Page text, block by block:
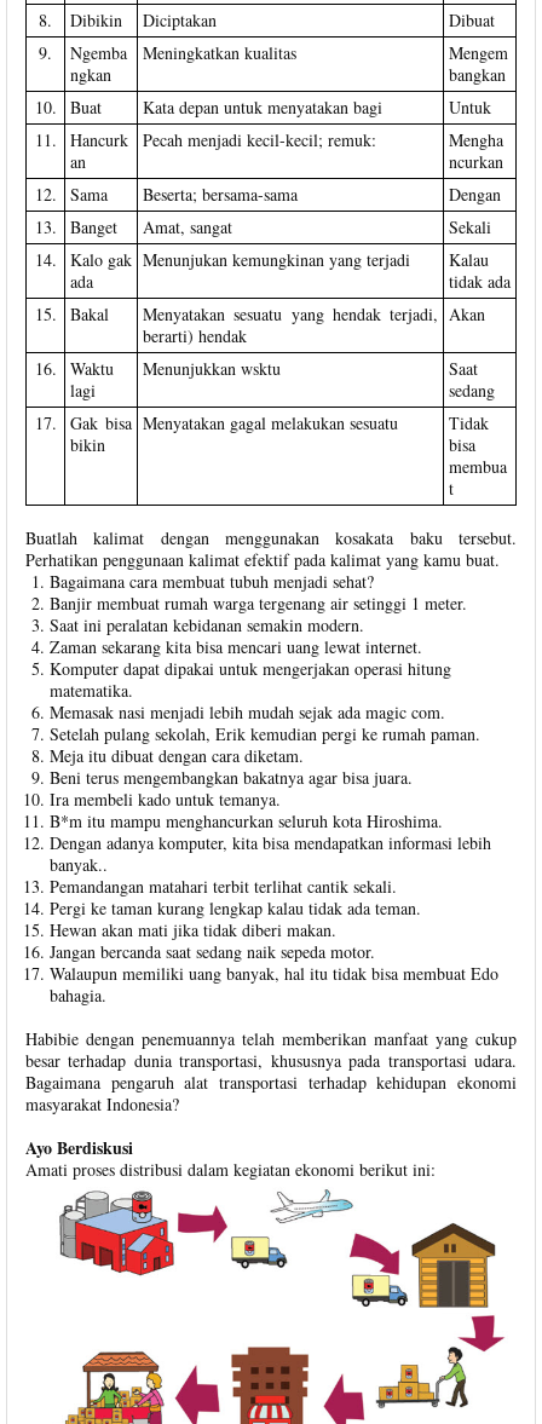
8.
Dibikin Diciptakan
Dibuat
9.
Ngemba
ngkan
Meningkatkan kualitas
Mengem
bangkan
10.
Buat Kata depan untuk menyatakan bagi
Untuk
11.
Hancurk
an
Pecah menjadi kecil-kecil; remuk:
Mengha
ncurkan
12.
Sama Beserta; bersama-sama
Dengan
13.
Banget Amat, sangat
Sekali
14.
Kalo gak
ada
Menunjukan kemungkinan yang terjadi
Kalau
tidak ada
15.
Bakal
Menyatakan sesuatu yang hendak terjadi,
berarti) hendak
Akan
16.
Waktu
lagi
Menunjukkan wsktu
Saat
sedang
17.
Gak bisa
bikin
Menyatakan gagal melakukan sesuatu
Tidak
bisa
membua
t
Buatlah kalimat dengan menggunakan kosakata baku tersebut.
Perhatikan penggunaan kalimat efektif pada kalimat yang kamu buat.
Bagaimana cara membuat tubuh menjadi sehat?
Banjir membuat rumah warga tergenang air setinggi 1 meter.
Saat ini peralatan kebidanan semakin modern.
Zaman sekarang kita bisa mencari uang lewat internet.
Komputer dapat dipakai untuk mengerjakan operasi hitung
matematika.
Memasak nasi menjadi lebih mudah sejak ada magic com.
Setelah pulang sekolah, Erik kemudian pergi ke rumah paman.
Meja itu dibuat dengan cara diketam.
Beni terus mengembangkan bakatnya agar bisa juara.
Ira membeli kado untuk temanya.
B*m itu mampu menghancurkan seluruh kota Hiroshima.
Dengan adanya komputer, kita bisa mendapatkan informasi lebih
banyak..
Pemandangan matahari terbit terlihat cantik sekali.
Pergi ke taman kurang lengkap kalau tidak ada teman.
Hewan akan mati jika tidak diberi makan.
Jangan bercanda saat sedang naik sepeda motor.
Walaupun memiliki uang banyak, hal itu tidak bisa membuat Edo
bahagia.
Habibie dengan penemuannya telah memberikan manfaat yang cukup
besar terhadap dunia transportasi, khususnya pada transportasi udara.
Bagaimana pengaruh alat transportasi terhadap kehidupan ekonomi
masyarakat Indonesia?
Ayo Berdiskusi
Amati proses distribusi dalam kegiatan ekonomi berikut ini: